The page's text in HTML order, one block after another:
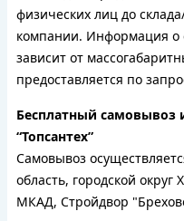
физических лиц до
компании. Информация о
зависит от
предоставляется по
Бесплатный самовывоз
“Топсантех”
Самовывоз
область, городской
МКАД, Стройдвор